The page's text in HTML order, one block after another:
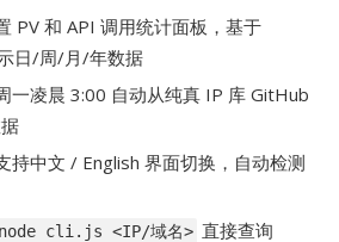
PV 和 API 调用统计面板，基于
日/周/月/年数据
一凌晨 3:00 自动从纯真 IP 库 GitHub
持中文 / English 界面切换，自动检测
node cli.js <IP/域名> 直接查询